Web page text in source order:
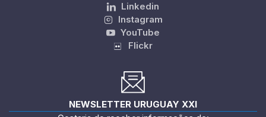
Linkedin
Instagram
YouTube
Flickr
NEWSLETTER URUGUAY XXI